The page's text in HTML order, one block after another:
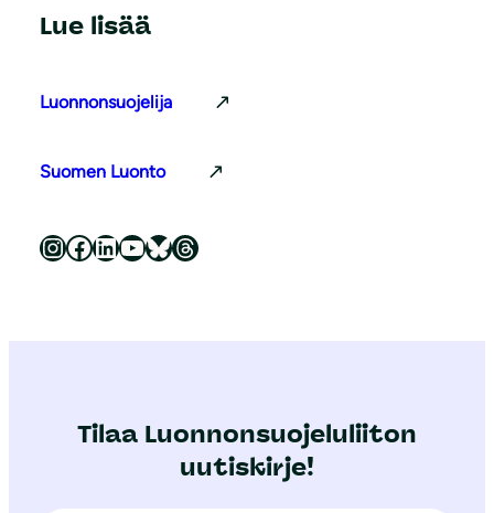
Lue lisää
Luonnonsuojelija
Suomen Luonto
Luonnonsuojeluliitto Instagramissa Luonnonsuojeluliitto Facebookissa Luonnonsuojeluliitto LinkedInissä Luonnonsuojeluliiton YouTube-kanava Luonnonsuojeluliitto Blueskyssa Luonnonsuojeluliitto Threadsissa
Tilaa Luonnonsuojeluliiton
uutiskirje!